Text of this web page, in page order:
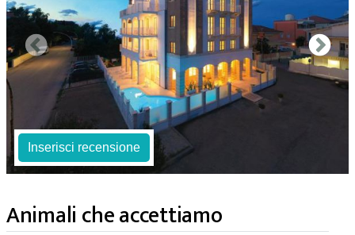
Inserisci recensione
Animali che accettiamo